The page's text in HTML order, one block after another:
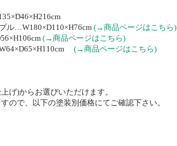
ル…W180×D110×H76cm (→商品ページはこちら)
(→商品ページはこちら)
(→商品ページはこちら)
げ)からお選びいただけます。
ので、以下の塗装別価格にてご確認下さい。